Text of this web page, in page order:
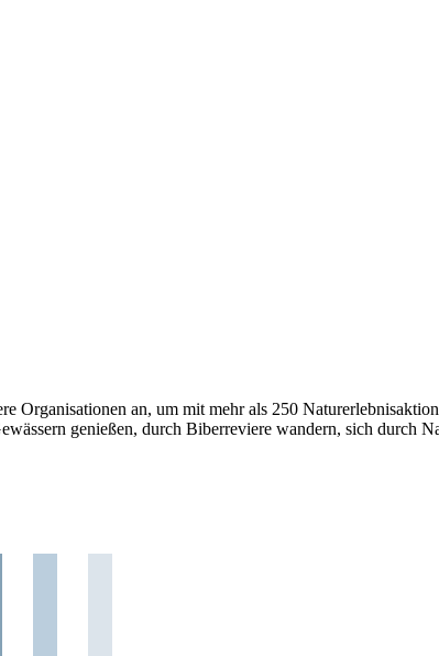
Organisationen an, um mit mehr als 250
genießen, durch Biberreviere wandern, sich durch